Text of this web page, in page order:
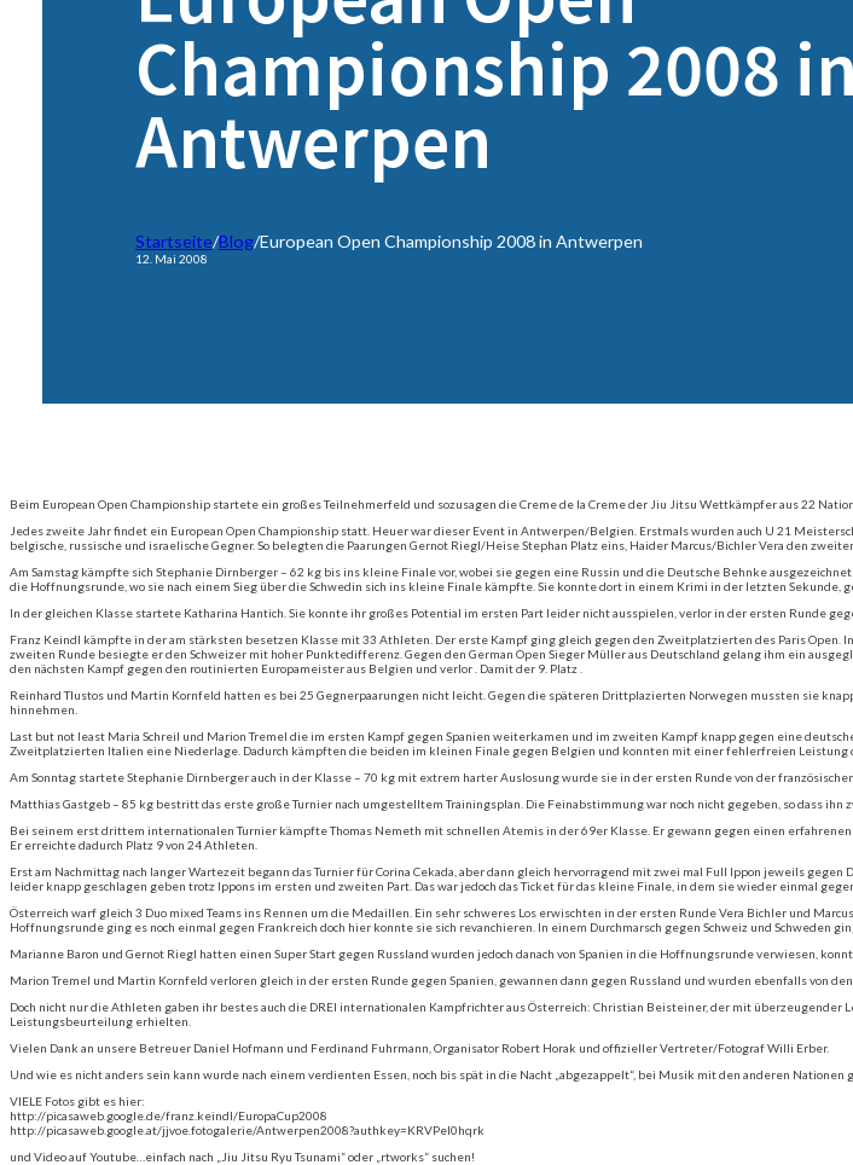
Championship 2008 in
Antwerpen
Startseite/Blog/European Open Championship 2008 in Antwerpen
12. Mai 2008
Beim European Open Championship startete ein großes Teilnehmerfeld und sozusagen die Creme de la Creme der Jiu Jitsu Wettkämpfer aus 22
Jedes zweite Jahr findet ein European Open Championship statt. Heuer war dieser Event in Antwerpen/Belgien. Erstmals wurden auch U 21
belgische, russische und israelische Gegner. So belegten die Paarungen Gernot Riegl/Heise Stephan Platz eins, Haider Marcus/Bichler Vera den
Am Samstag kämpfte sich Stephanie Dirnberger – 62 kg bis ins kleine Finale vor, wobei sie gegen eine Russin und die Deutsche Behnke
die Hoffnungsrunde, wo sie nach einem Sieg über die Schwedin sich ins kleine Finale kämpfte. Sie konnte dort in einem Krimi in der letzten
In der gleichen Klasse startete Katharina Hantich. Sie konnte ihr großes Potential im ersten Part leider nicht ausspielen, verlor in der ersten Runde
Franz Keindl kämpfte in der am stärksten besetzen Klasse mit 33 Athleten. Der erste Kampf ging gleich gegen den Zweitplatzierten des Paris Open.
zweiten Runde besiegte er den Schweizer mit hoher Punktedifferenz. Gegen den German Open Sieger Müller aus Deutschland gelang ihm ein
den nächsten Kampf gegen den routinierten Europameister aus Belgien und verlor . Damit der 9. Platz .
Reinhard Tlustos und Martin Kornfeld hatten es bei 25 Gegnerpaarungen nicht leicht. Gegen die späteren Drittplazierten Norwegen mussten sie
hinnehmen.
Last but not least Maria Schreil und Marion Tremel die im ersten Kampf gegen Spanien weiterkamen und im zweiten Kampf knapp gegen eine
Zweitplatzierten Italien eine Niederlage. Dadurch kämpften die beiden im kleinen Finale gegen Belgien und konnten mit einer fehlerfreien Leistung
Am Sonntag startete Stephanie Dirnberger auch in der Klasse – 70 kg mit extrem harter Auslosung wurde sie in der ersten Runde von der
Matthias Gastgeb – 85 kg bestritt das erste große Turnier nach umgestelltem Trainingsplan. Die Feinabstimmung war noch nicht gegeben, so dass
Bei seinem erst drittem internationalen Turnier kämpfte Thomas Nemeth mit schnellen Atemis in der 69er Klasse. Er gewann gegen einen
Er erreichte dadurch Platz 9 von 24 Athleten.
Erst am Nachmittag nach langer Wartezeit begann das Turnier für Corina Cekada, aber dann gleich hervorragend mit zwei mal Full Ippon jeweils
leider knapp geschlagen geben trotz Ippons im ersten und zweiten Part. Das war jedoch das Ticket für das kleine Finale, in dem sie wieder einmal
Österreich warf gleich 3 Duo mixed Teams ins Rennen um die Medaillen. Ein sehr schweres Los erwischten in der ersten Runde Vera Bichler und
Hoffnungsrunde ging es noch einmal gegen Frankreich doch hier konnte sie sich revanchieren. In einem Durchmarsch gegen Schweiz und Schweden
Marianne Baron und Gernot Riegl hatten einen Super Start gegen Russland wurden jedoch danach von Spanien in die Hoffnungsrunde verwiesen,
Marion Tremel und Martin Kornfeld verloren gleich in der ersten Runde gegen Spanien, gewannen dann gegen Russland und wurden ebenfalls von
Doch nicht nur die Athleten gaben ihr bestes auch die DREI internationalen Kampfrichter aus Österreich: Christian Beisteiner, der mit
Leistungsbeurteilung erhielten.
Vielen Dank an unsere Betreuer Daniel Hofmann und Ferdinand Fuhrmann, Organisator Robert Horak und offizieller Vertreter/Fotograf Willi Erber.
Und wie es nicht anders sein kann wurde nach einem verdienten Essen, noch bis spät in die Nacht „abgezappelt“, bei Musik mit den anderen Nationen
VIELE Fotos gibt es hier:
http://picasaweb.google.de/franz.keindl/EuropaCup2008
http://picasaweb.google.at/jjvoe.fotogalerie/Antwerpen2008?authkey=KRVPel0hqrk
und Video auf Youtube…einfach nach „Jiu Jitsu Ryu Tsunami“ oder „rtworks“ suchen!